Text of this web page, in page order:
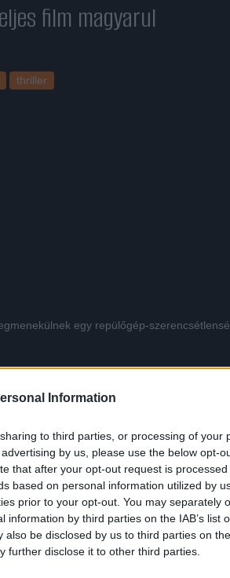
Information
to third parties, or processing of your
by us, please use the below opt-
that after your opt-out request is
based on personal information utilized by
prior to your opt-out. You may separately
information by third parties on the IAB’s list
also be disclosed by us to third parties on the
further disclose it to other third parties.
film magyarul
thriller
egy repülőgép-
Oszd meg: Facebook
teljes filmek magyarul